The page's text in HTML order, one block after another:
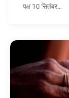
पक्ष 10 सितंबर…